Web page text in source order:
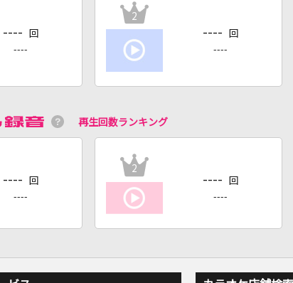
---- 回
----
2
---- 回
----
再生回数ランキング
---- 回
----
2
---- 回
----